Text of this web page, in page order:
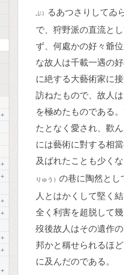
+
+
+
+
+
+
+
+
ぶ）
るあつさりしてゐ
で、狩野派の直流と
ず、何處かの好々爺
な故人は千載一遇の
に絶する大藝術家に
訪ねたもので、故人
を極めたものである
たとなく愛され、歡
には藝術に對する相
及ばれたことも少く
りゅう） の巷に陶然とし
人とはかくして堅く
全く利害を超脱して
歿後故人はその遺作
邦かと稱せられるほ
に及んだのである。